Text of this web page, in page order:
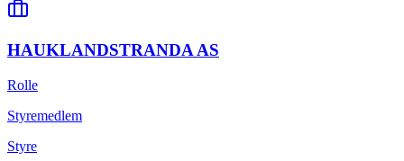
HAUKLANDSTRANDA AS
Rolle
Styremedlem
Styre